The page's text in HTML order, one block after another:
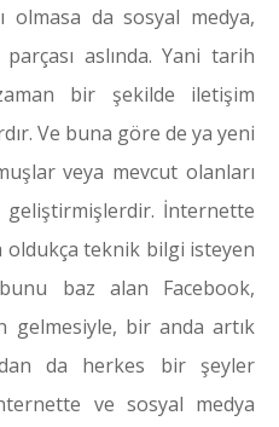
olmasa da sosyal medya,
aslında. Yani tarih
bir şekilde iletişim
Ve buna göre de ya yeni
veya mevcut olanları
İnternette
teknik bilgi isteyen
baz alan Facebook,
gelmesiyle, bir anda artık
da herkes bir şeyler
ve sosyal medya